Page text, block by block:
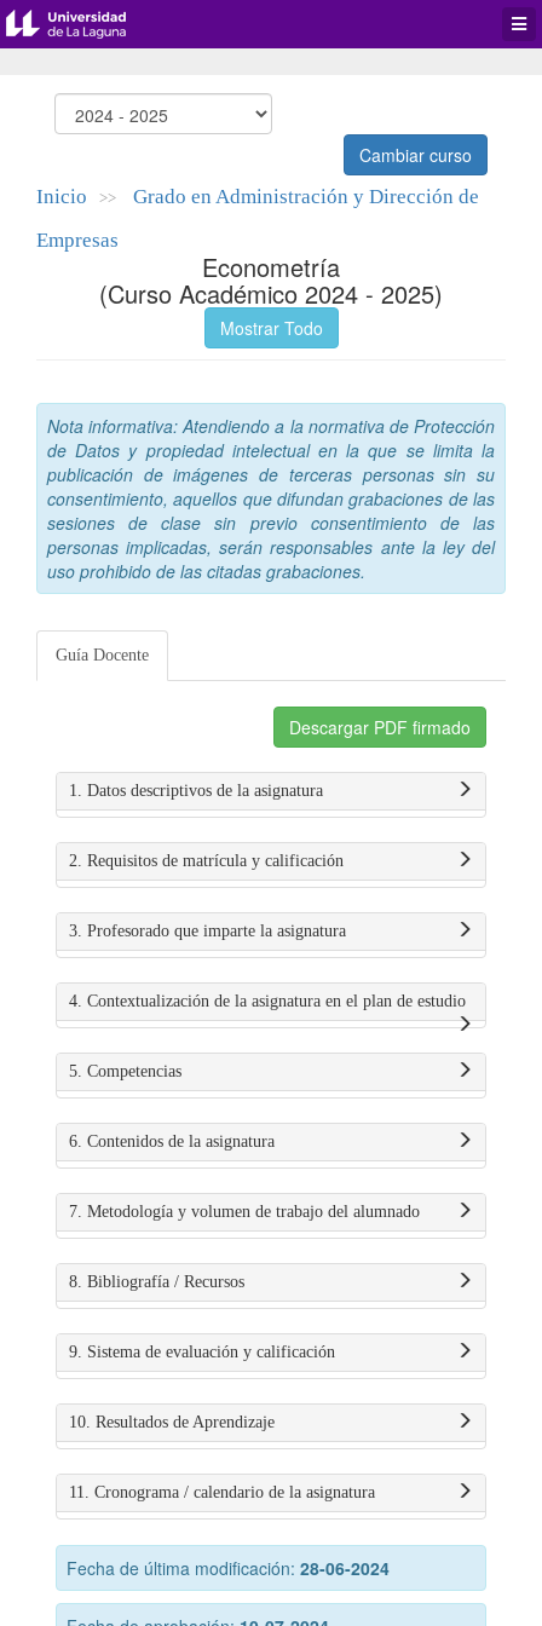
Cambiar curso
Inicio >>
Grado en Administración y Dirección de
Empresas
Econometría
(Curso Académico 2024 - 2025)
Mostrar Todo
Nota informativa: Atendiendo a la normativa de Protección
de Datos y propiedad intelectual en la que se limita la
publicación de imágenes de terceras personas sin su
consentimiento, aquellos que difundan grabaciones de las
sesiones de clase sin previo consentimiento de las
personas implicadas, serán responsables ante la ley del
uso prohibido de las citadas grabaciones.
Guía Docente
Descargar PDF firmado
1. Datos descriptivos de la asignatura
2. Requisitos de matrícula y calificación
3. Profesorado que imparte la asignatura
4. Contextualización de la asignatura en el plan de estudio
5. Competencias
6. Contenidos de la asignatura
7. Metodología y volumen de trabajo del alumnado
8. Bibliografía / Recursos
9. Sistema de evaluación y calificación
10. Resultados de Aprendizaje
11. Cronograma / calendario de la asignatura
Fecha de última modificación: 28-06-2024